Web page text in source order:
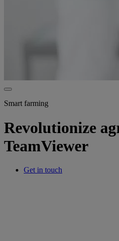
Smart farming
Revolutionize
TeamViewer
Get in touch